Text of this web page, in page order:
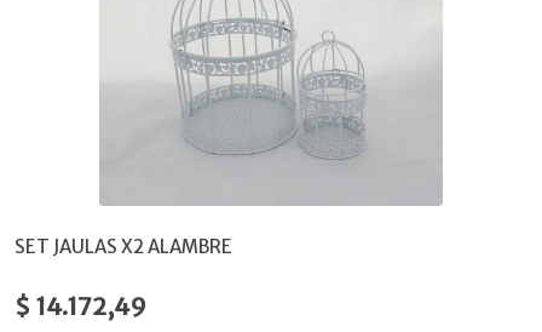
SET JAULAS X2 ALAMBRE
$ 14.172,49